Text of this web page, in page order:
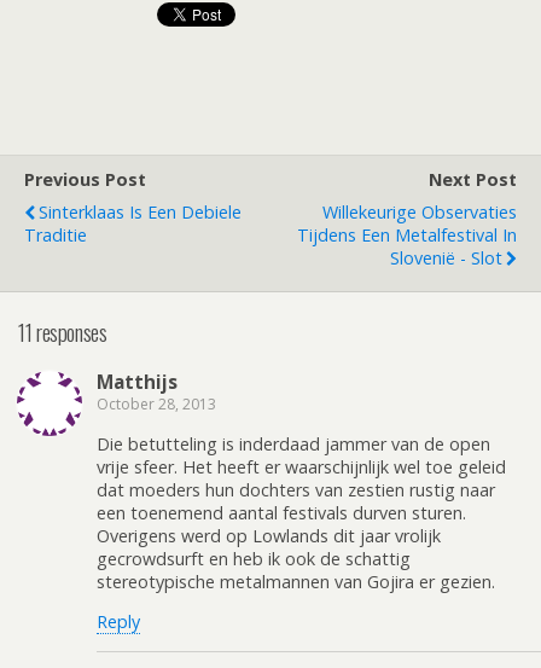
Previous Post
Sinterklaas Is Een Debiele
Traditie
Next Post
Willekeurige Observaties
Tijdens Een Metalfestival In
Slovenië - Slot
11 responses
Matthijs
October 28, 2013
Die betutteling is inderdaad jammer van de open
vrije sfeer. Het heeft er waarschijnlijk wel toe geleid
dat moeders hun dochters van zestien rustig naar
een toenemend aantal festivals durven sturen.
Overigens werd op Lowlands dit jaar vrolijk
gecrowdsurft en heb ik ook de schattig
stereotypische metalmannen van Gojira er gezien.
Reply